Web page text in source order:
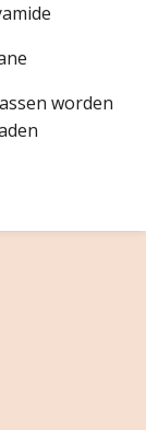
worden